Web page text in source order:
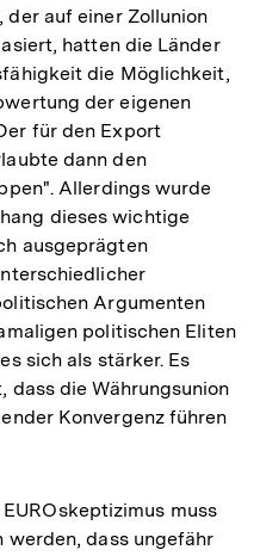
der auf einer Zollunion
hatten die Länder
die Möglichkeit,
der eigenen
für den Export
dann den
Allerdings wurde
dieses wichtige
ausgeprägten
Argumenten
politischen Eliten
sich als stärker. Es
die Währungsunion
Konvergenz führen
muss
dass ungefähr